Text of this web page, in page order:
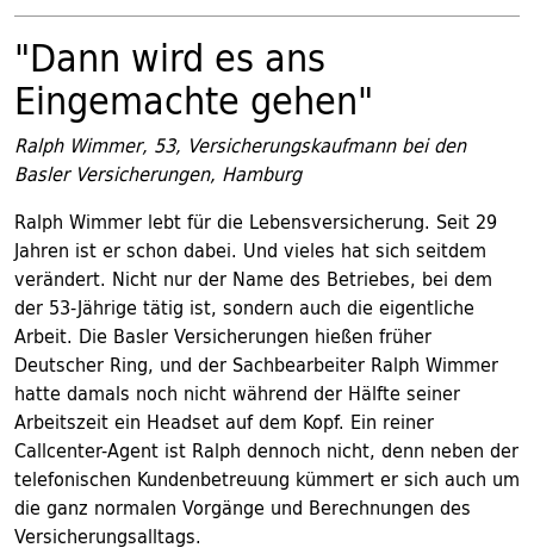
"Dann wird es ans
Eingemachte gehen"
Ralph Wimmer, 53, Versicherungskaufmann bei den
Basler Versicherungen, Hamburg
Ralph Wimmer lebt für die Lebensversicherung. Seit 29
Jahren ist er schon dabei. Und vieles hat sich seitdem
verändert. Nicht nur der Name des Betriebes, bei dem
der 53-Jährige tätig ist, sondern auch die eigentliche
Arbeit. Die Basler Versicherungen hießen früher
Deutscher Ring, und der Sachbearbeiter Ralph Wimmer
hatte damals noch nicht während der Hälfte seiner
Arbeitszeit ein Headset auf dem Kopf. Ein reiner
Callcenter-Agent ist Ralph dennoch nicht, denn neben der
telefonischen Kundenbetreuung kümmert er sich auch um
die ganz normalen Vorgänge und Berechnungen des
Versicherungsalltags.